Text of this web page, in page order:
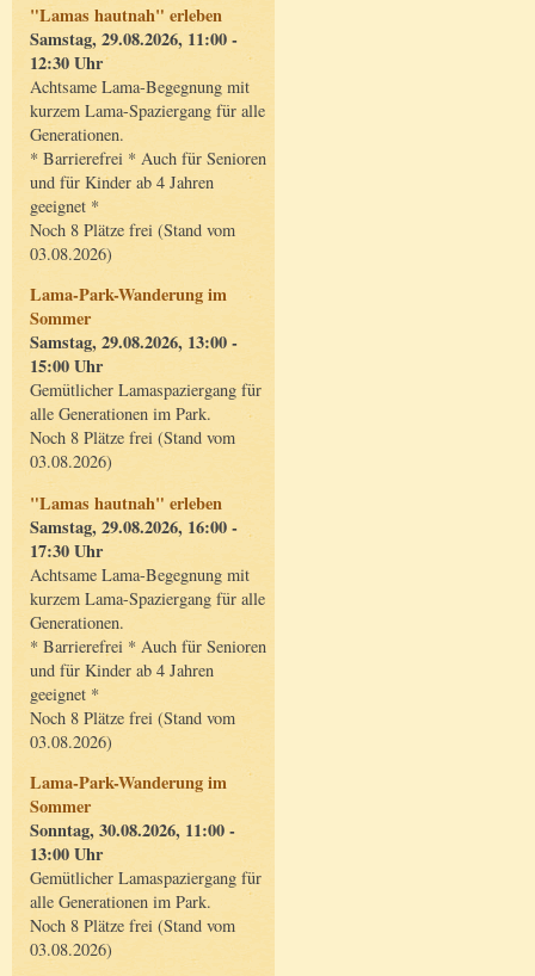
"Lamas hautnah" erleben
Samstag, 29.08.2026, 11:00 -
12:30 Uhr
Achtsame Lama-Begegnung mit
kurzem Lama-Spaziergang für alle
Generationen.
* Barrierefrei * Auch für Senioren
und für Kinder ab 4 Jahren
geeignet *
Noch 8 Plätze frei (Stand vom
03.08.2026)
Lama-Park-Wanderung im
Sommer
Samstag, 29.08.2026, 13:00 -
15:00 Uhr
Gemütlicher Lamaspaziergang für
alle Generationen im Park.
Noch 8 Plätze frei (Stand vom
03.08.2026)
"Lamas hautnah" erleben
Samstag, 29.08.2026, 16:00 -
17:30 Uhr
Achtsame Lama-Begegnung mit
kurzem Lama-Spaziergang für alle
Generationen.
* Barrierefrei * Auch für Senioren
und für Kinder ab 4 Jahren
geeignet *
Noch 8 Plätze frei (Stand vom
03.08.2026)
Lama-Park-Wanderung im
Sommer
Sonntag, 30.08.2026, 11:00 -
13:00 Uhr
Gemütlicher Lamaspaziergang für
alle Generationen im Park.
Noch 8 Plätze frei (Stand vom
03.08.2026)